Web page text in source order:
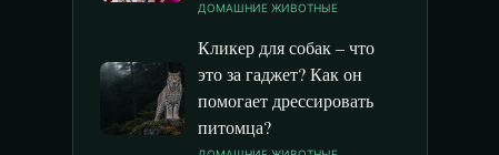
ДОМАШНИЕ ЖИВОТНЫЕ
Кликер для собак – что
это за гаджет? Как он
помогает дрессировать
питомца?